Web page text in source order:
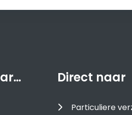
Direct naar
Particuliere